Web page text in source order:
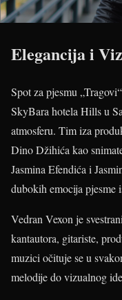
Elegancija i
Spot za pjesmu
SkyBara hotela Hills u
atmosferu. Tim iza
Dino Džihića kao
Jasmina Efendića i
dubokih emocija pjesme
Vedran Vexon je
kantautora, gitariste,
muzici očituje se u
melodije do vizualnog